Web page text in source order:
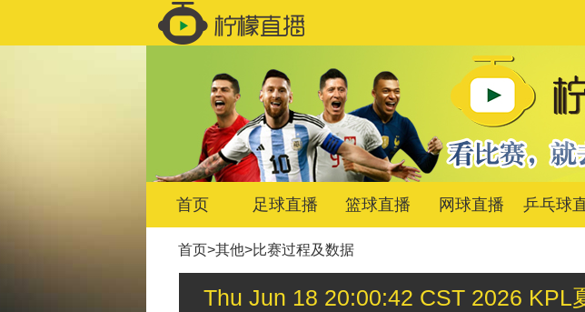
首页 足球直播 篮球直播 网球直播 乒乓球
首页>其他>比赛过程及数据
Thu Jun 18 20:00:42 CST 2026 KPL